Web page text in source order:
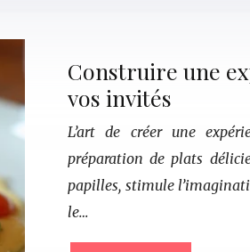
Construire une
vos invités
L’art de créer une
préparation de plats
papilles, stimule
le…